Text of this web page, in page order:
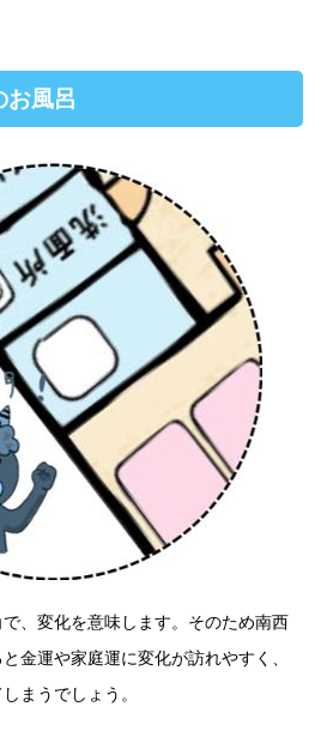
お風呂
、変化を意味します。そのため南西
金運や家庭運に変化が訪れやすく、
まうでしょう。